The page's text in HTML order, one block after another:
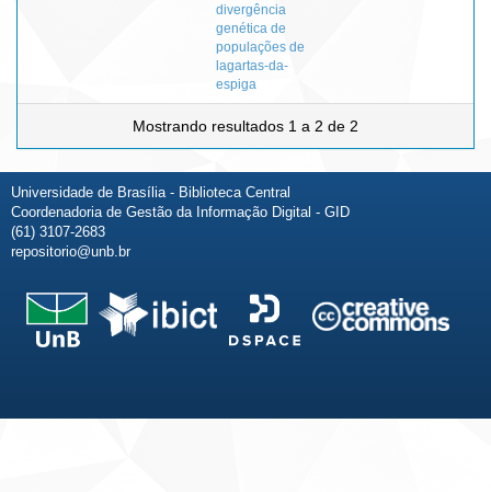
divergência
genética de
populações de
lagartas-da-
espiga
Mostrando resultados 1 a 2 de 2
Universidade de Brasília - Biblioteca Central
Coordenadoria de Gestão da Informação Digital - GID
(61) 3107-2683
repositorio@unb.br